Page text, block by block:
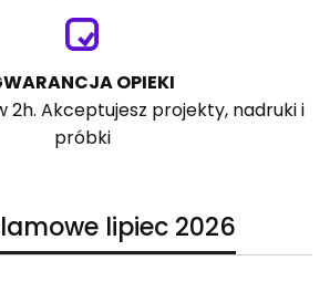
OPIEKI
2h. Akceptujesz projekty, nadruki i
próbki
lipiec 2026